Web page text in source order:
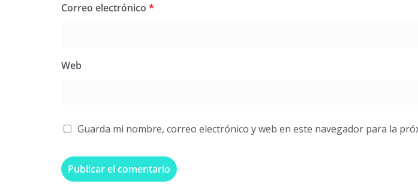
Correo electrónico *
Web
Guarda mi nombre, correo electrónico y web en este navegador para la